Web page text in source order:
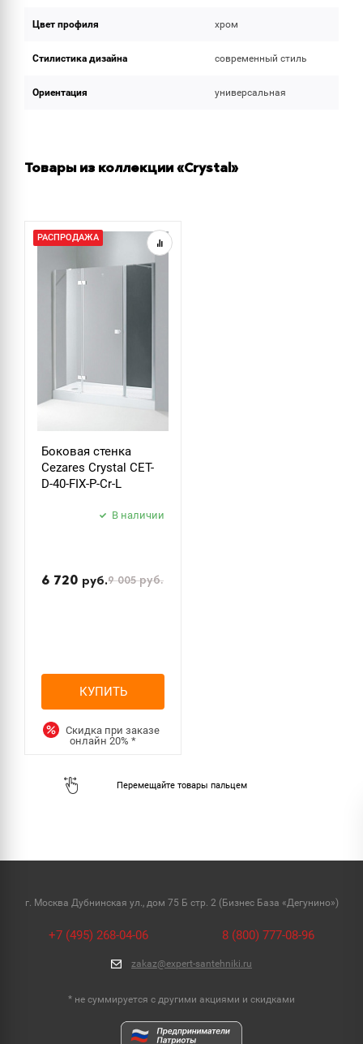
Цвет профиля хром
Стилистика дизайна современный стиль
Ориентация универсальная
Товары из коллекции «Crystal»
РАСПРОДАЖА
Боковая стенка
Cezares Crystal CET-
D-40-FIX-P-Cr-L
В наличии
6 720 руб.9 005руб.
КУПИТЬ
Скидка при заказе
онлайн20%*
г. Москва Дубнинская ул., дом 75 Б стр. 2 (Бизнес База «Дегунино»)
+7 (495) 268-04-06 8 (800) 777-08-96
zakaz@expert-santehniki.ru
* не суммируется с другими акциями и скидками